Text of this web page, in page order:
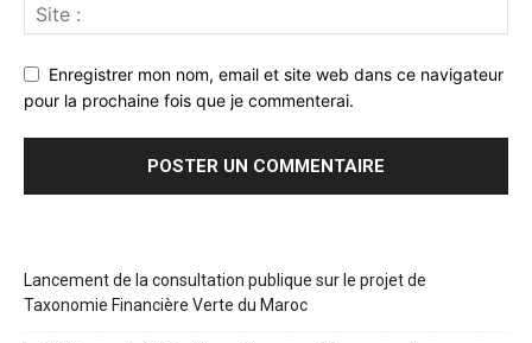
Enregistrer mon nom, email et site web dans ce navigateur
pour la prochaine fois que je commenterai.
Lancement de la consultation publique sur le projet de
Taxonomie Financière Verte du Maroc